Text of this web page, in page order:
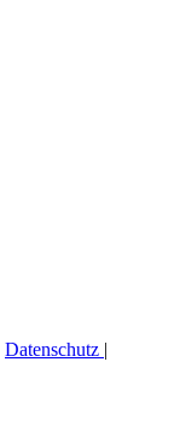
Datenschutz |